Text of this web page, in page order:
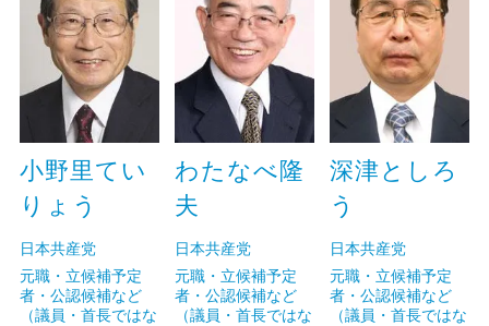
小野里てい
りょう
日本共産党
元職・立候補予定
者・公認候補など
（議員・首長ではな
わたなべ隆
夫
日本共産党
元職・立候補予定
者・公認候補など
（議員・首長ではな
深津としろ
う
日本共産党
元職・立候補予定
者・公認候補など
（議員・首長ではな